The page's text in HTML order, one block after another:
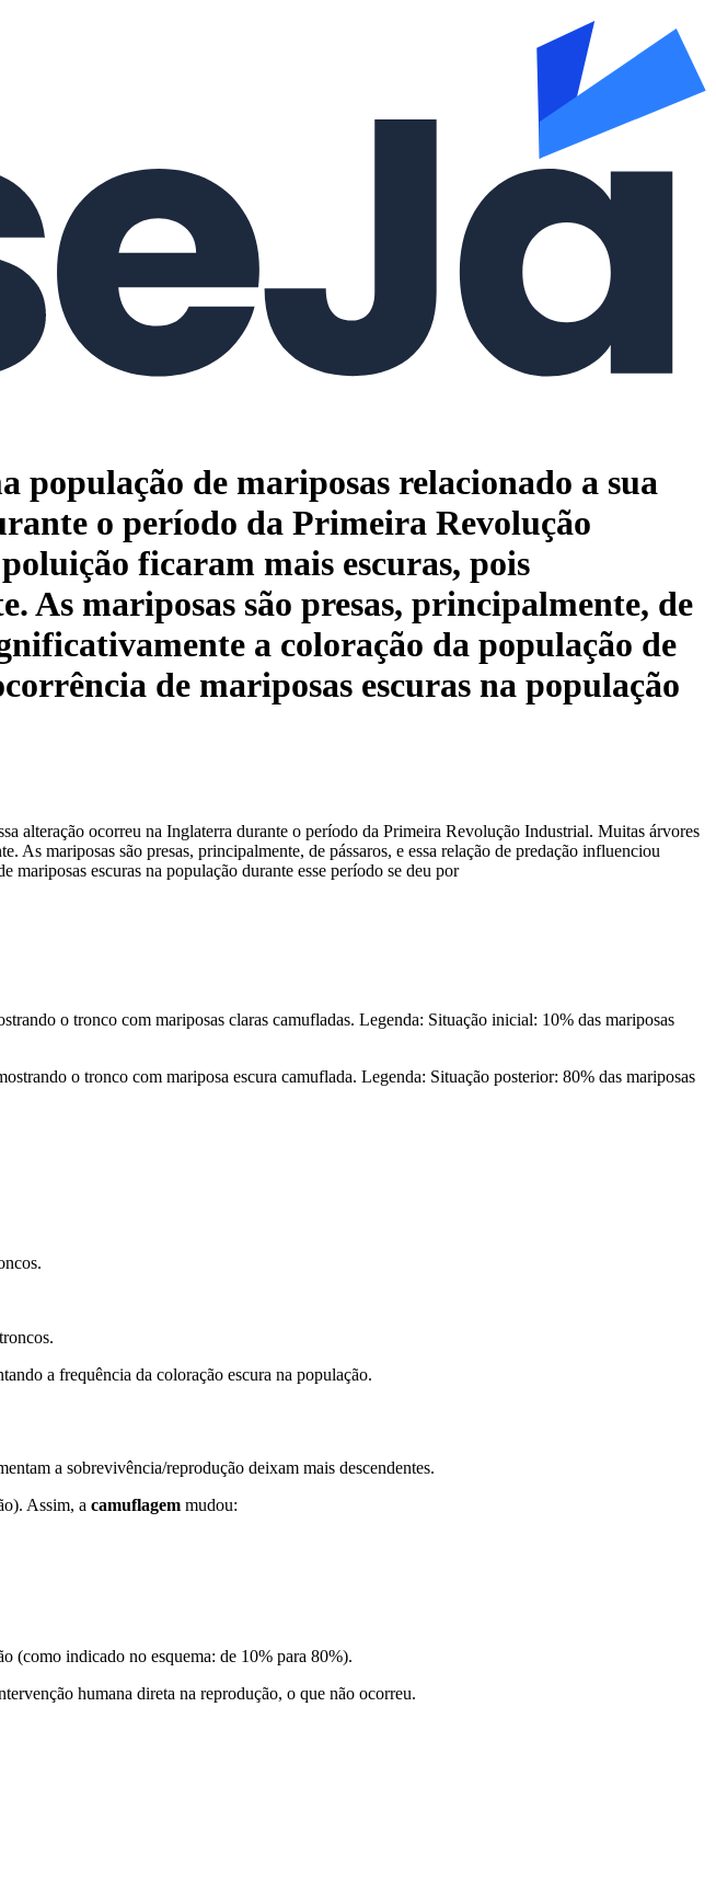
população de mariposas relacionado a sua
o período da Primeira Revolução
ficaram mais escuras, pois
As mariposas são presas, principalmente, de
a coloração da população de
de mariposas escuras na população
alteração ocorreu na Inglaterra durante o período da Primeira Revolução Industrial. Muitas árvores
As mariposas são presas, principalmente, de pássaros, e essa relação de predação influenciou
escuras na população durante esse período se deu por
o tronco com mariposas claras camufladas. Legenda: Situação inicial: 10% das mariposas
o tronco com mariposa escura camuflada. Legenda: Situação posterior: 80% das mariposas
a frequência da coloração escura na população.
a sobrevivência/reprodução deixam mais descendentes.
Assim, a camuflagem mudou:
(como indicado no esquema: de 10% para 80%).
humana direta na reprodução, o que não ocorreu.